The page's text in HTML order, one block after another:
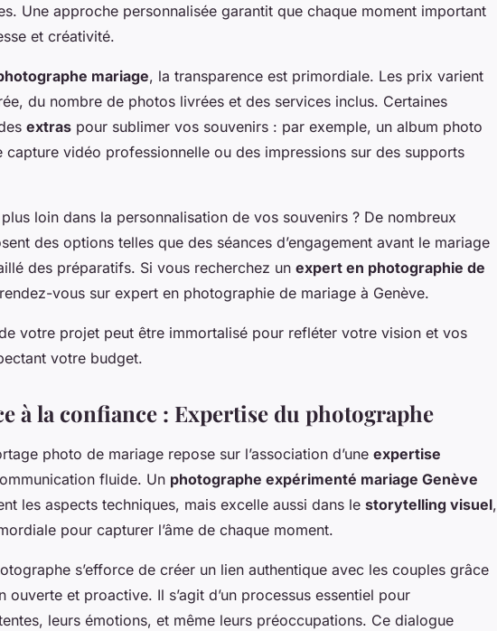
Une approche personnalisée garantit que chaque moment important
et créativité.
mariage, la transparence est primordiale. Les prix varient
du nombre de photos livrées et des services inclus. Certaines
extras pour sublimer vos souvenirs : par exemple, un album photo
capture vidéo professionnelle ou des impressions sur des supports
loin dans la personnalisation de vos souvenirs ? De nombreux
des options telles que des séances d’engagement avant le mariage
des préparatifs. Si vous recherchez un expert en photographie de
vous sur expert en photographie de mariage à Genève.
votre projet peut être immortalisé pour refléter votre vision et vos
votre budget.
à la confiance : Expertise du photographe
photo de mariage repose sur l’association d’une expertise
fluide. Un photographe expérimenté mariage Genève
les aspects techniques, mais excelle aussi dans le storytelling visuel,
pour capturer l’âme de chaque moment.
s’efforce de créer un lien authentique avec les couples grâce
ouverte et proactive. Il s’agit d’un processus essentiel pour
leurs émotions, et même leurs préoccupations. Ce dialogue